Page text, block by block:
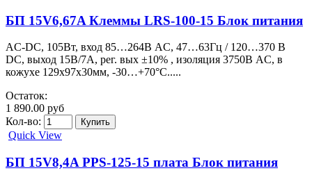
БП 15V6,67A Клеммы LRS-100-15 Блок питания
AC-DC, 105Вт, вход 85…264В AC, 47…63Гц / 120…370 В
DC, выход 15В/7A, рег. вых ±10% , изоляция 3750В AC, в
кожухе 129х97х30мм, -30…+70°С.....
Остаток:
1 890.00 руб
Кол-во:
Quick View
БП 15V8,4A PPS-125-15 плата Блок питания